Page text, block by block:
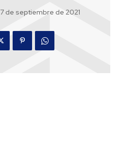
7 de septiembre de 2021